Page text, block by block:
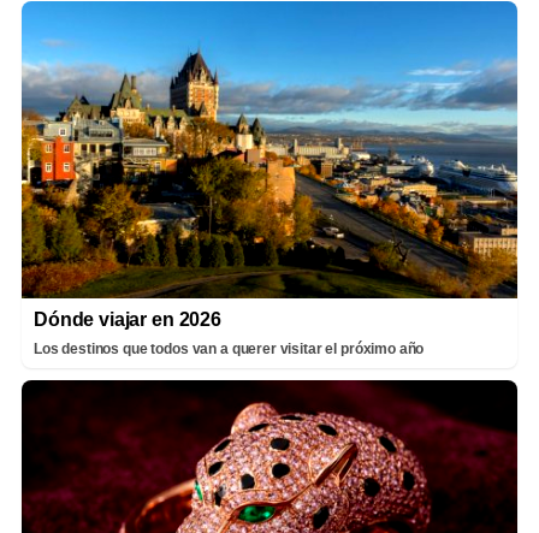
Dónde viajar en 2026
Los destinos que todos van a querer visitar el próximo año